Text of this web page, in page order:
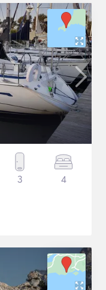
3 4